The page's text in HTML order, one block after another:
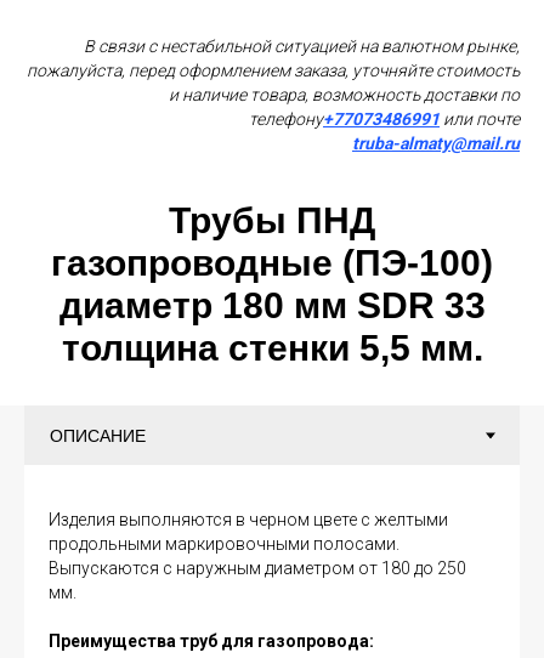
В связи с нестабильной ситуацией на валютном рынке,
пожалуйста, перед оформлением заказа, уточняйте стоимость
и наличие товара, возможность доставки по
телефону+77073486991 или почте
truba-almaty@mail.ru
Трубы ПНД
газопроводные (ПЭ-100)
диаметр 180 мм SDR 33
толщина стенки 5,5 мм.
Изделия выполняются в черном цвете с желтыми
продольными маркировочными полосами.
Выпускаются с наружным диаметром от 180 до 250
мм.
Преимущества труб для газопровода: